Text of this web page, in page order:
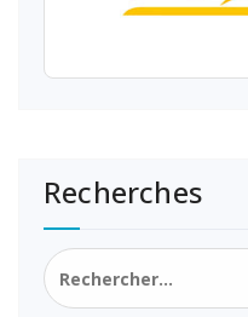
Recherches
Rechercher :